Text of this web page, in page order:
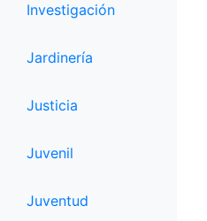
Investigación
Jardinería
Justicia
Juvenil
Juventud